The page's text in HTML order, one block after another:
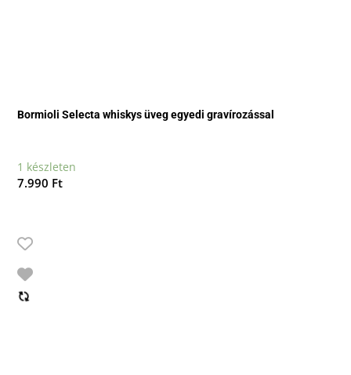
Bormioli Selecta whiskys üveg egyedi gravírozással
1 készleten
7.990 Ft